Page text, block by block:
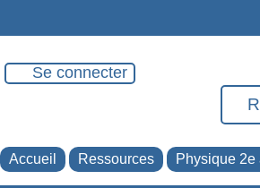
Se connecter
Accueil Ressources Physique 2e